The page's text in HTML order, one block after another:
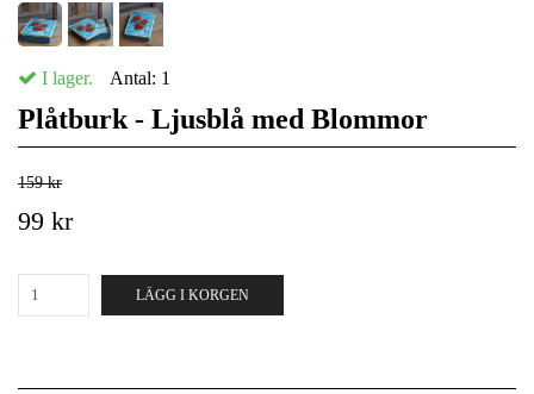
I lager. Antal: 1
Plåtburk - Ljusblå med Blommor
159 kr
99 kr
LÄGG I KORGEN